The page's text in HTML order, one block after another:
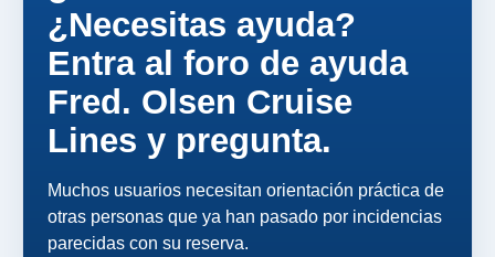
¿Necesitas ayuda?
Entra al foro de ayuda
Fred. Olsen Cruise
Lines y pregunta.
Muchos usuarios necesitan orientación práctica de
otras personas que ya han pasado por incidencias
parecidas con su reserva.